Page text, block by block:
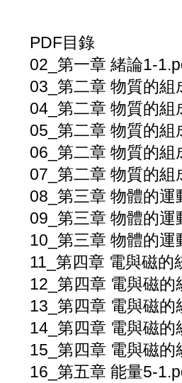
PDF目錄
02_第一章 緒論1-
03_第二章 物質的
04_第二章 物質的
05_第二章 物質的
06_第二章 物質的
07_第二章 物質的
08_第三章 物體的運
09_第三章 物體的運
10_第三章 物體的運
11_第四章 電與磁的
12_第四章 電與磁的
13_第四章 電與磁的
14_第四章 電與磁的
15_第四章 電與磁的
16_第五章 能量5-